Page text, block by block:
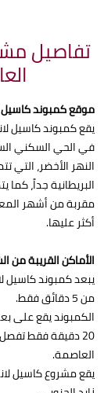
تفاصيل
موقع كمبوند كاسيل
يقع كمبوند كاسيل
النهر الأخضر،
مقربة من أشهر
أكثر عليها.
الأماكن القريبة من
من 5 دقائق فقط.
الكمبوند يقع على بعد 10 دقائق فقط من حي
20 دقيقة فقط
العاصمة.
يقع مشروع كاسيل